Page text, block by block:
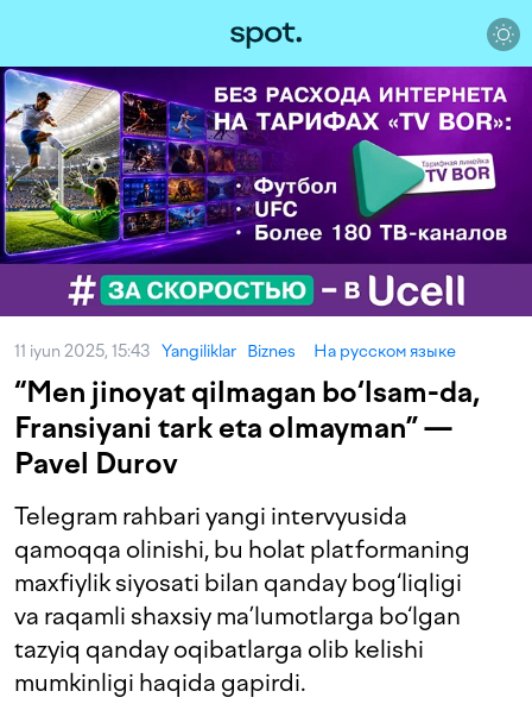
11 iyun 2025, 15:43 Yangiliklar Biznes На русском языке
“Men jinoyat qilmagan bo‘lsam-da,
Fransiyani tark eta olmayman” —
Pavel Durov
Telegram rahbari yangi intervyusida
qamoqqa olinishi, bu holat platformaning
maxfiylik siyosati bilan qanday bog‘liqligi
va raqamli shaxsiy ma’lumotlarga bo‘lgan
tazyiq qanday oqibatlarga olib kelishi
mumkinligi haqida gapirdi.